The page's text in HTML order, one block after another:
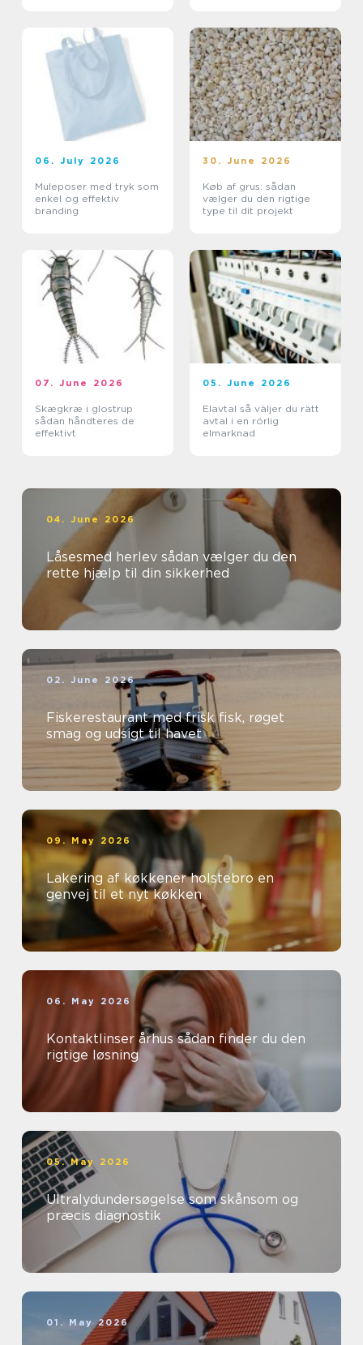
06. July 2026
Muleposer med tryk som
enkel og effektiv
branding
30. June 2026
Køb af grus: sådan
vælger du den rigtige
type til dit projekt
07. June 2026
Skægkræ i glostrup
sådan håndteres de
effektivt
05. June 2026
Elavtal så väljer du rätt
avtal i en rörlig
elmarknad
04. June 2026
Låsesmed herlev sådan vælger du den
rette hjælp til din sikkerhed
02. June 2026
Fiskerestaurant med frisk fisk, røget
smag og udsigt til havet
09. May 2026
Lakering af køkkener holstebro en
genvej til et nyt køkken
06. May 2026
Kontaktlinser århus sådan finder du den
rigtige løsning
05. May 2026
Ultralydundersøgelse som skånsom og
præcis diagnostik
01. May 2026